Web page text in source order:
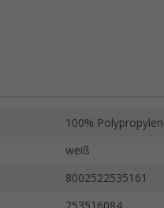
100% Polypropylen
weiß
8002522535161